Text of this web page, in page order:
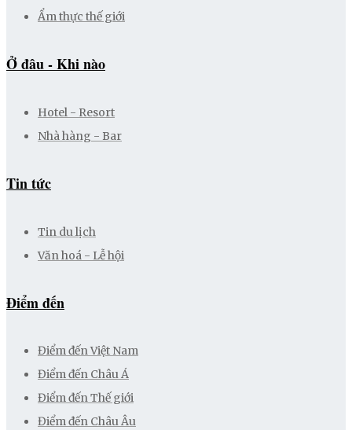
Ẩm thực thế giới
Ở đâu - Khi nào
Hotel - Resort
Nhà hàng - Bar
Tin tức
Tin du lịch
Văn hoá - Lễ hội
Điểm đến
Điểm đến Việt Nam
Điểm đến Châu Á
Điểm đến Thế giới
Điểm đến Châu Âu